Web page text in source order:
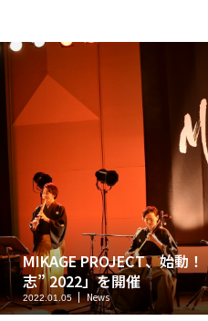
MIKAGE PROJECT、始動
志” 2022」を開催
2022.01.05 News